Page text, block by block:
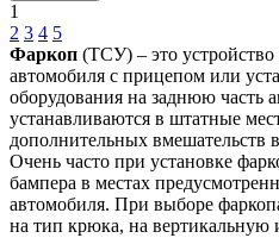
1
2 3 4 5
Фаркоп (ТСУ) – это устройство
автомобиля с прицепом или
оборудования на заднюю часть
устанавливаются в штатные
дополнительных вмешательств
Очень часто при установке
бампера в местах
автомобиля. При выборе
на тип крюка, на вертикальную